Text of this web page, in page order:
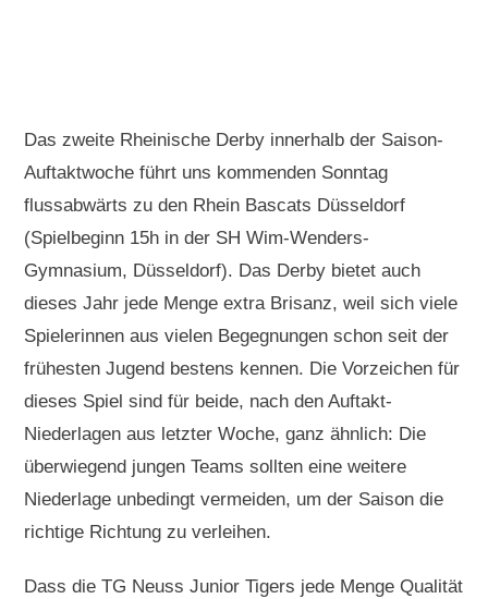
Das zweite Rheinische Derby innerhalb der Saison-
Auftaktwoche führt uns kommenden Sonntag
flussabwärts zu den Rhein Bascats Düsseldorf
(Spielbeginn 15h in der SH Wim-Wenders-
Gymnasium, Düsseldorf). Das Derby bietet auch
dieses Jahr jede Menge extra Brisanz, weil sich viele
Spielerinnen aus vielen Begegnungen schon seit der
frühesten Jugend bestens kennen. Die Vorzeichen für
dieses Spiel sind für beide, nach den Auftakt-
Niederlagen aus letzter Woche, ganz ähnlich: Die
überwiegend jungen Teams sollten eine weitere
Niederlage unbedingt vermeiden, um der Saison die
richtige Richtung zu verleihen.
Dass die TG Neuss Junior Tigers jede Menge Qualität